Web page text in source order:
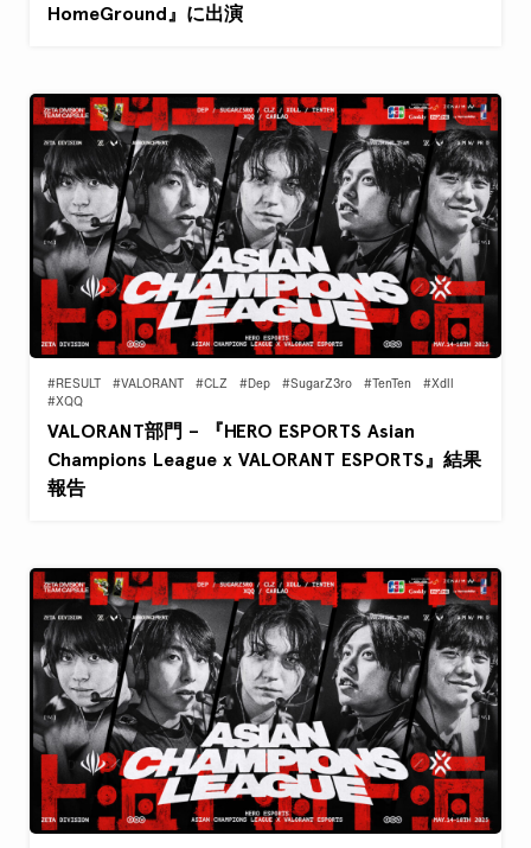
HomeGround』に出演
#RESULT #VALORANT #CLZ #Dep #SugarZ3ro #TenTen
#Xdll
#XQQ
VALORANT部門 – 『HERO ESPORTS Asian
Champions League x VALORANT ESPORTS』結果
報告